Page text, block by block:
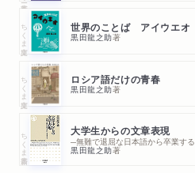
ちくま文庫 世界のことば アイウエオ
黒田龍之助著
ちくま文庫 ロシア語だけの青春
黒田龍之助著
ちくま新書 大学生からの文章表現
─無難で退屈な日本語から卒業する
黒田龍之助著